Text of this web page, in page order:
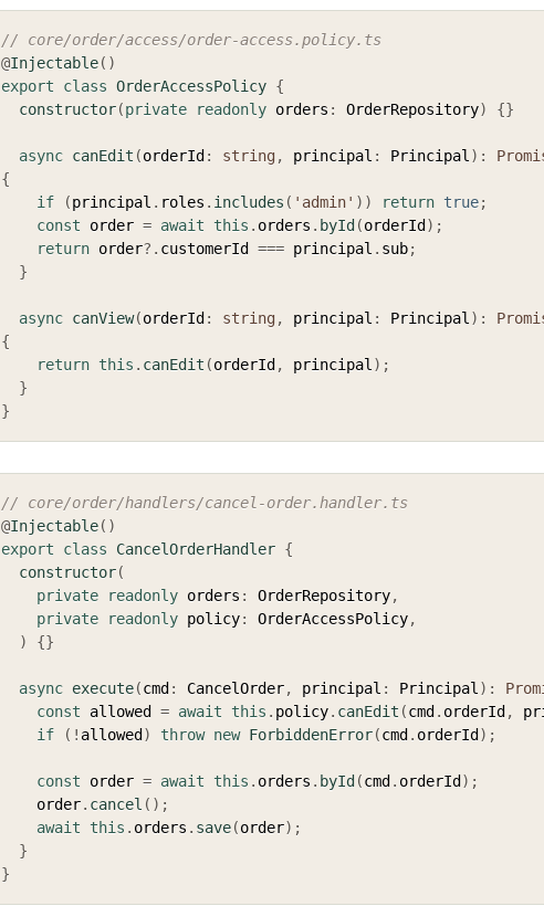
// core/order/access/order-access.policy.ts
@Injectable( )
export
class OrderAccessPolicy {
constructor(private readonly orders : OrderRepository) {}
async canEdit (orderId : string , principal : Principal ) :
{
if
(principal . roles . includes ( 'admin' ) ) return true;
const order = await this . orders . byId (orderId ) ;
return order?. customerId === principal . sub;
}
async canView(orderId : string , principal : Principal ) :
{
return this . canEdit (orderId , principal ) ;
}
}
// core/order/handlers/cancel-order.handler.ts
@Injectable( )
export
class CancelOrderHandler {
constructor(
private
readonly orders : OrderRepository,
private
readonly policy: OrderAccessPolicy,
)
{}
async execute(cmd : CancelOrder, principal : Principal) :
const allowed = await this . policy. canEdit (cmd . orderId ,
if
( ! allowed ) throw new ForbiddenError(cmd . orderId ) ;
const order = await this . orders . byId (cmd . orderId ) ;
    order
. cancel ( ) ;
await
this . orders . save(order) ;
}
}